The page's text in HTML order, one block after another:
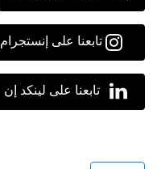
تابعنا على إنستجرام
تابعنا على لينكد إن